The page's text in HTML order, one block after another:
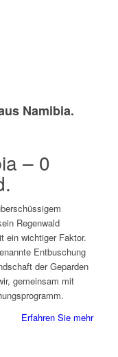
Namibia.
– 0
Regenwald
ein wichtiger Faktor.
Entbuschung
der Geparden
gemeinsam mit
Erfahren Sie mehr